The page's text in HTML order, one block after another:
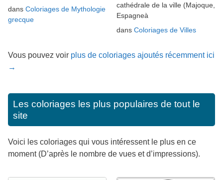
dans Coloriages de Mythologie
grecque
cathédrale de la ville (Majoque,
Espagneà
dans Coloriages de Villes
Vous pouvez voir plus de coloriages ajoutés récemment ici
→
Les coloriages les plus populaires de tout le
site
Voici les coloriages qui vous intéressent le plus en ce
moment (D’après le nombre de vues et d’impressions).